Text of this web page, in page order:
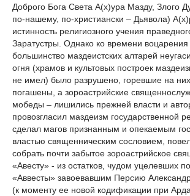
Доброго Бога Света А(х)ура Мазду, Злого
по-нашему, по-христиански – Дьявола)
истинность религиозного учения
Заратустры. Однако ко времени
большинство маздеистских алтарей
огня (храмов и культовых построек
не имел) было разрушено, горевшие на
погашены, а зороастрийские
мобеды – лишились прежней власти и
провозгласил маздеизм государственной
сделал магов признанным и опекаемым
властью священническим сословием,
собрать почти забытое зороастрийское
«Авесту» - из остатков, чудом уцелевших
«Аввесты» завоевавшим Персию
(к моменту ее новой кодификации при